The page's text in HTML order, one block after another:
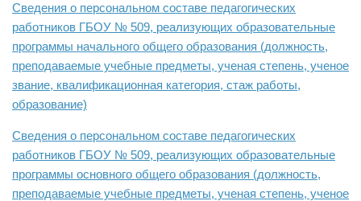
Сведения о персональном составе педагогических
работников ГБОУ № 509, реализующих образовательные
программы начального общего образования (должность,
преподаваемые учебные предметы, ученая степень, ученое
звание, квалификационная категория, стаж работы,
образование)
Сведения о персональном составе педагогических
работников ГБОУ № 509, реализующих образовательные
программы основного общего образования (должность,
преподаваемые учебные предметы, ученая степень, ученое